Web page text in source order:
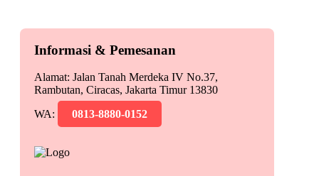
Informasi & Pemesanan
Alamat: Jalan Tanah Merdeka IV No.37,
Rambutan, Ciracas, Jakarta Timur 13830
WA:
0813-8880-0152